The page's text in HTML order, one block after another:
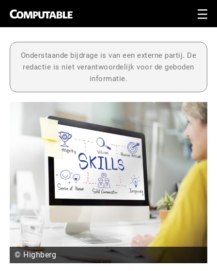
Onderstaande bijdrage is van een externe partij. De
redactie is niet verantwoordelijk voor de geboden
informatie.
© Highberg